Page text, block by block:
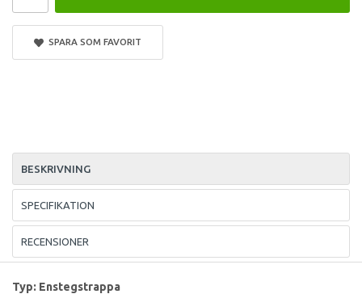
SPARA SOM FAVORIT
BESKRIVNING
SPECIFIKATION
RECENSIONER
Typ: Enstegstrappa